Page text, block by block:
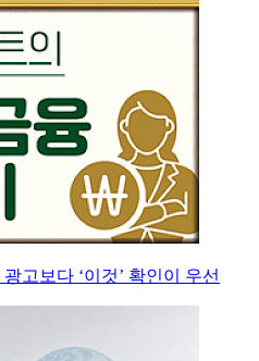
광고보다 ‘이것’ 확인이 우선